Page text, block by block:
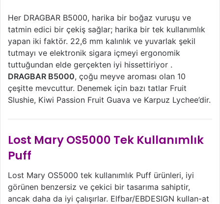
Her DRAGBAR B5000, harika bir boğaz vuruşu ve
tatmin edici bir çekiş sağlar; harika bir tek kullanımlık
yapan iki faktör. 22,6 mm kalınlık ve yuvarlak şekil
tutmayı ve elektronik sigara içmeyi ergonomik
tuttuğundan elde gerçekten iyi hissettiriyor .
DRAGBAR B5000, çoğu meyve aroması olan 10
çeşitte mevcuttur. Denemek için bazı tatlar Fruit
Slushie, Kiwi Passion Fruit Guava ve Karpuz Lychee’dir.
Lost Mary OS5000 Tek Kullanımlık
Puff
Lost Mary OS5000 tek kullanımlık Puff ürünleri, iyi
görünen benzersiz ve çekici bir tasarıma sahiptir,
ancak daha da iyi çalışırlar. Elfbar/EBDESIGN kullan-at